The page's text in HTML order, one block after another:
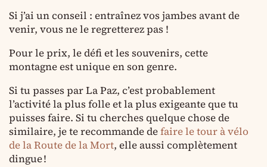
Si j’ai un conseil : entraînez vos jambes avant de
venir, vous ne le regretterez pas !
Pour le prix, le défi et les souvenirs, cette
montagne est unique en son genre.
Si tu passes par La Paz, c’est probablement
l’activité la plus folle et la plus exigeante que tu
puisses faire. Si tu cherches quelque chose de
similaire, je te recommande defaire le tour à vélo
de la Route de la Mort, elle aussi complètement
dingue !